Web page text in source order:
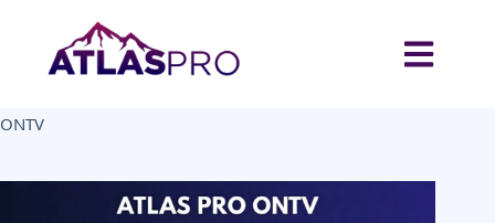
Uncategorized
ONTV